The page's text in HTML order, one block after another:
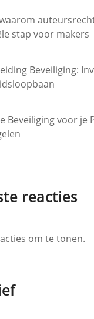
stap voor makers
Beveiliging:
Beveiliging voor je
reacties
om te tonen.